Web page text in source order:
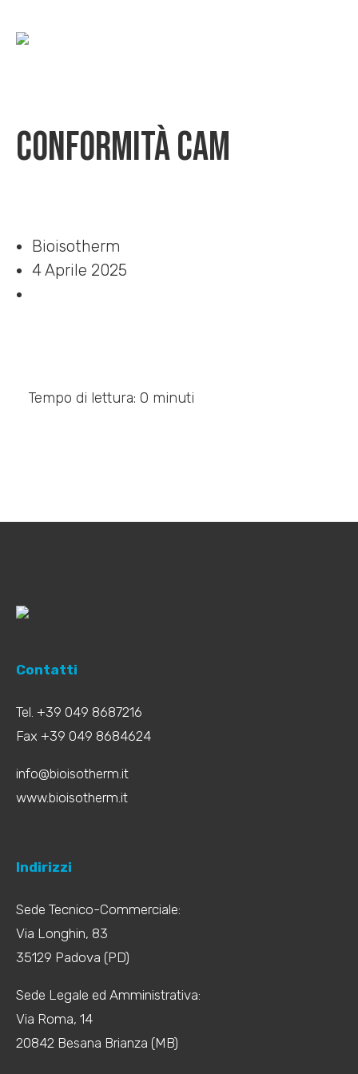
Conformità CAM
Bioisotherm
4 Aprile 2025
Tempo di lettura: 0 minuti
Contatti
Tel. +39 049 8687216
Fax +39 049 8684624
info@bioisotherm.it
www.bioisotherm.it
Indirizzi
Sede Tecnico-Commerciale:
Via Longhin, 83
35129 Padova (PD)
Sede Legale ed Amministrativa:
Via Roma, 14
20842 Besana Brianza (MB)